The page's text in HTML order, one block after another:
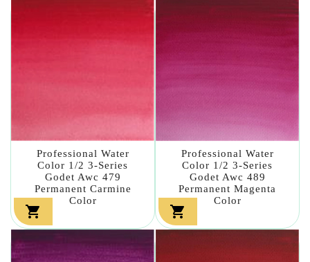
Professional Water
Color 1/2 3-Series
Godet Awc 479
Permanent Carmine
Color

Professional Water
Color 1/2 3-Series
Godet Awc 489
Permanent Magenta
Color
